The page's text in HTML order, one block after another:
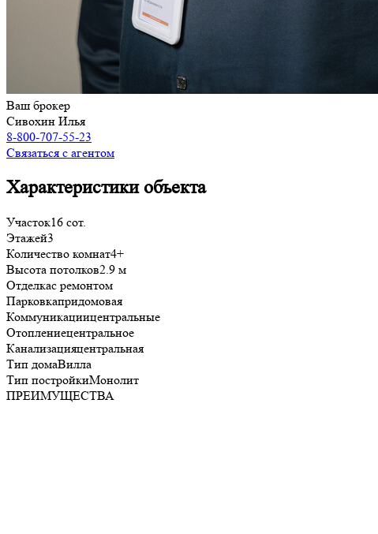
Ваш брокер
Сивохин Илья
8-800-707-55-23
Связаться с агентом
Характеристики объекта
Участок16 сот.
Этажей3
Количество комнат4+
Высота потолков2.9 м
Отделкас ремонтом
Парковкапридомовая
Коммуникациицентральные
Отоплениецентральное
Канализацияцентральная
Тип домаВилла
Тип постройкиМонолит
ПРЕИМУЩЕСТВА